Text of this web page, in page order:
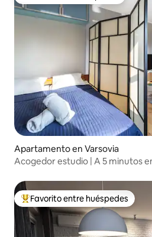
Apartamento en Varsovia
Acogedor estudio | A 5 minutos
Favorito entre huéspedes preferido
Favorito entre huéspedes